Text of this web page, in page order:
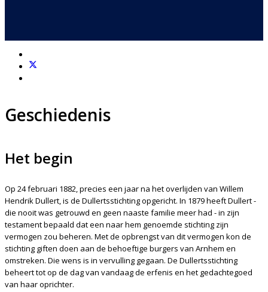
Geschiedenis
Het begin
Op 24 februari 1882, precies een jaar na het overlijden van Willem
Hendrik Dullert, is de Dullertsstichting opgericht. In 1879 heeft Dullert -
die nooit was getrouwd en geen naaste familie meer had - in zijn
testament bepaald dat een naar hem genoemde stichting zijn
vermogen zou beheren. Met de opbrengst van dit vermogen kon de
stichting giften doen aan de behoeftige burgers van Arnhem en
omstreken. Die wens is in vervulling gegaan. De Dullertsstichting
beheert tot op de dag van vandaag de erfenis en het gedachtegoed
van haar oprichter.